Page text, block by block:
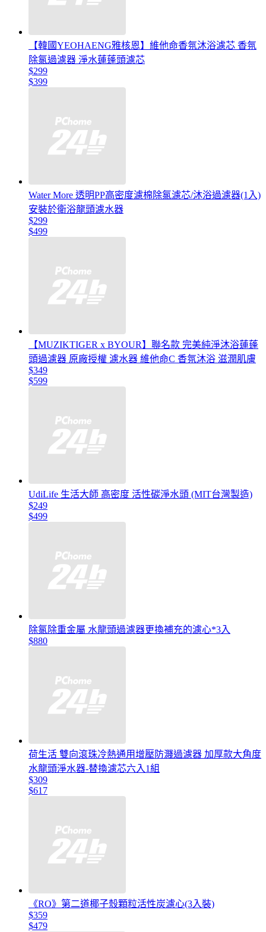
【韓國YEOHAENG雅核恩】維他命香氛沐浴濾芯 香氛
除氯過濾器 淨水蓮蓬頭濾芯
$299
$399
Water More 透明PP高密度濾棉除氯濾芯/沐浴過濾器(1入)
安裝於衛浴龍頭濾水器
$299
$499
【MUZIKTIGER x BYOUR】聯名款 完美純淨沐浴蓮蓬
頭過濾器 原廠授權 濾水器 維他命C 香氛沐浴 滋潤肌膚
$349
$599
UdiLife 生活大師 高密度 活性碳淨水頭 (MIT台灣製造)
$249
$499
除氯除重金屬 水龍頭過濾器更換補充的濾心*3入
$880
荷生活 雙向滾珠冷熱通用增壓防濺過濾器 加厚款大角度
水龍頭淨水器-替換濾芯六入1組
$309
$617
《RO》第二道椰子殼顆粒活性炭濾心(3入裝)
$359
$479